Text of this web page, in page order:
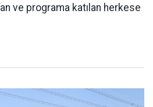
ve programa katılan herkese